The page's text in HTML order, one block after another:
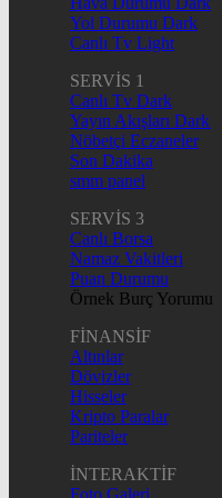
Yol Durumu Dark
Canlı Tv Light
SERVİS 1
Canlı Tv Dark
Yayın Akışları Dark
Nöbetçi Eczaneler
Son Dakika
smm panel
SERVİS 3
Canlı Borsa
Namaz Vakitleri
Puan Durumu
Örnek Burç Yorumu
FİNANSİF
Altınlar
Dövizler
Hisseler
Kripto Paralar
Pariteler
İNTERAKTİF
Foto Galeri